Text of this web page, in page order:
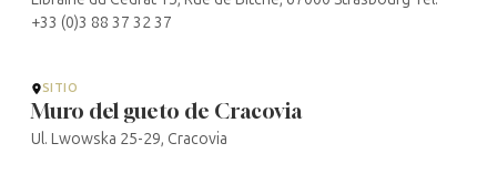
+33 (0)3 88 37 32 37
SITIO
Muro del gueto de Cracovia
Ul. Lwowska 25-29, Cracovia